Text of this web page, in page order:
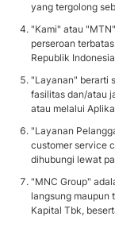
yang tergolong
"Kami" atau
perseroan
Republik
"Layanan" berarti
fasilitas dan/atau
atau melalui
"Layanan
customer service
dihubungi lewat
"MNC Group"
langsung maupun
Kapital Tbk,